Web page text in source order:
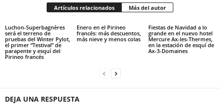
Artículos relacionados Más del autor
Luchon-Superbagnères
será el terreno de
pruebas del Winter Pylot,
el primer “Testival” de
parapente y esquí del
Pirineo francés
Enero en el Pirineo
francés: más descuentos,
más nieve y menos colas
Fiestas de Navidad a lo
grande en el nuevo hotel
Mercure Ax-les-Thermes,
en la estación de esquí de
Ax-3-Domaines
DEJA UNA RESPUESTA